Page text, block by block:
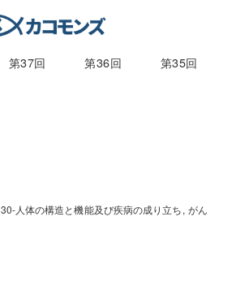
第37回 第36回 第35回
30-人体の構造と機能及び疾病の成り立ち がん